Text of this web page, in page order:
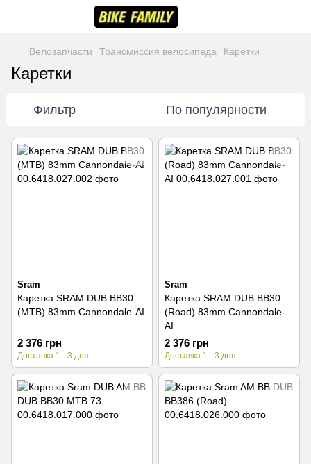
Велозапчасти Трансмиссия велосипеда Каретки
Каретки
Фильтр По популярности
Sram
Каретка SRAM DUB BB30
(MTB) 83mm Cannondale-AI
2 376 грн
Доставка 1 - 3 дня
Sram
Каретка SRAM DUB BB30
(Road) 83mm Cannondale-
AI
2 376 грн
Доставка 1 - 3 дня